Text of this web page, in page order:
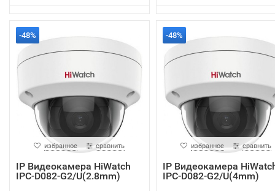
-48%
избранное сравнить
IP Видеокамера HiWatch
IPC-D082-G2/U(2.8mm)
-48%
избранное сравнить
IP Видеокамера
IPC-D082-G2/U(4mm)